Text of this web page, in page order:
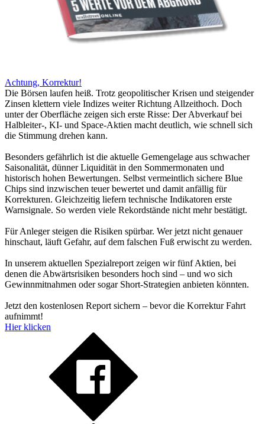
Achtung, Korrektur!
Die Börsen laufen heiß. Trotz geopolitischer Krisen und steigender
Zinsen klettern viele Indizes weiter Richtung Allzeithoch. Doch
unter der Oberfläche zeigen sich erste Risse: Der Abverkauf bei
Halbleiter-, KI- und Space-Aktien macht deutlich, wie schnell sich
die Stimmung drehen kann.
Besonders gefährlich ist die aktuelle Gemengelage aus schwacher
Saisonalität, dünner Liquidität in den Sommermonaten und
historisch hohen Bewertungen. Selbst vermeintlich sichere Blue
Chips sind inzwischen teuer bewertet und damit anfällig für
Korrekturen. Gleichzeitig liefern technische Indikatoren erste
Warnsignale. So werden viele Rekordstände nicht mehr bestätigt.
Für Anleger steigen die Risiken spürbar. Wer jetzt nicht genauer
hinschaut, läuft Gefahr, auf dem falschen Fuß erwischt zu werden.
In unserem aktuellen Spezialreport zeigen wir fünf Aktien, bei
denen die Abwärtsrisiken besonders hoch sind – und wo sich
Gewinnmitnahmen oder sogar Short-Strategien anbieten könnten.
Jetzt den kostenlosen Report sichern – bevor die Korrektur Fahrt
aufnimmt!
Hier klicken